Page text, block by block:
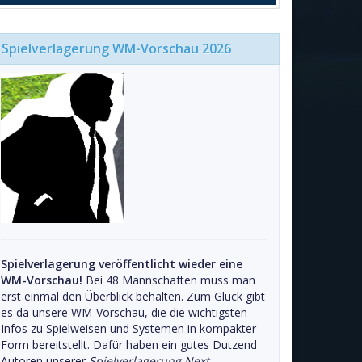
Spielverlagerung WM-Vorschau 2026
Spielverlagerung veröffentlicht wieder eine
WM-Vorschau! Bei 48 Mannschaften muss man
erst einmal den Überblick behalten. Zum Glück gibt
es da unsere WM-Vorschau, die die wichtigsten
Infos zu Spielweisen und Systemen in kompakter
Form bereitstellt. Dafür haben ein gutes Dutzend